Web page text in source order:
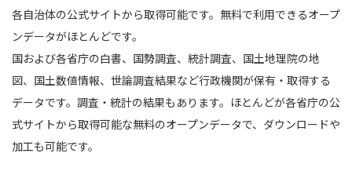
各自治体の公式サイトから取得可能です。無料で利用できるオープ
ンデータがほとんどです。
国および各省庁の白書、国勢調査、統計調査、国土地理院の地
図、国土数値情報、世論調査結果など行政機関が保有・取得する
データです。調査・統計の結果もあります。ほとんどが各省庁の公
式サイトから取得可能な無料のオープンデータで、ダウンロードや
加工も可能です。